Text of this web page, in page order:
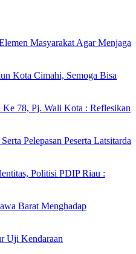
Masyarakat Agar Menjaga
Kota Cimahi, Semoga Bisa
78, Pj. Wali Kota : Reflesikan
Pelepasan Peserta Latsitarda
Politisi PDIP Riau :
Barat Menghadap
Uji Kendaraan